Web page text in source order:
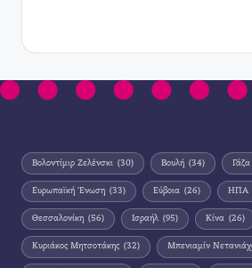
Βολοντίμιρ Ζελένσκι (30) Βουλή (34) Γάζα
Ευρωπαϊκή Ένωση (33) Εύβοια (26) ΗΠΑ
Θεσσαλονίκη (56) Ισραήλ (95) Κίνα (26)
Κυριάκος Μητσοτάκης (32) Μπενιαμίν